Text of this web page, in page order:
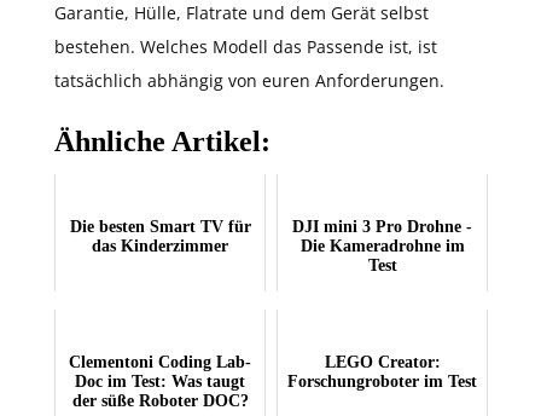
Garantie, Hülle, Flatrate und dem Gerät selbst
bestehen. Welches Modell das Passende ist, ist
tatsächlich abhängig von euren Anforderungen.
Ähnliche Artikel:
Die besten Smart TV für
das Kinderzimmer
DJI mini 3 Pro Drohne -
Die Kameradrohne im
Test
Clementoni Coding Lab-
Doc im Test: Was taugt
der süße Roboter DOC?
LEGO Creator:
Forschungroboter im Test